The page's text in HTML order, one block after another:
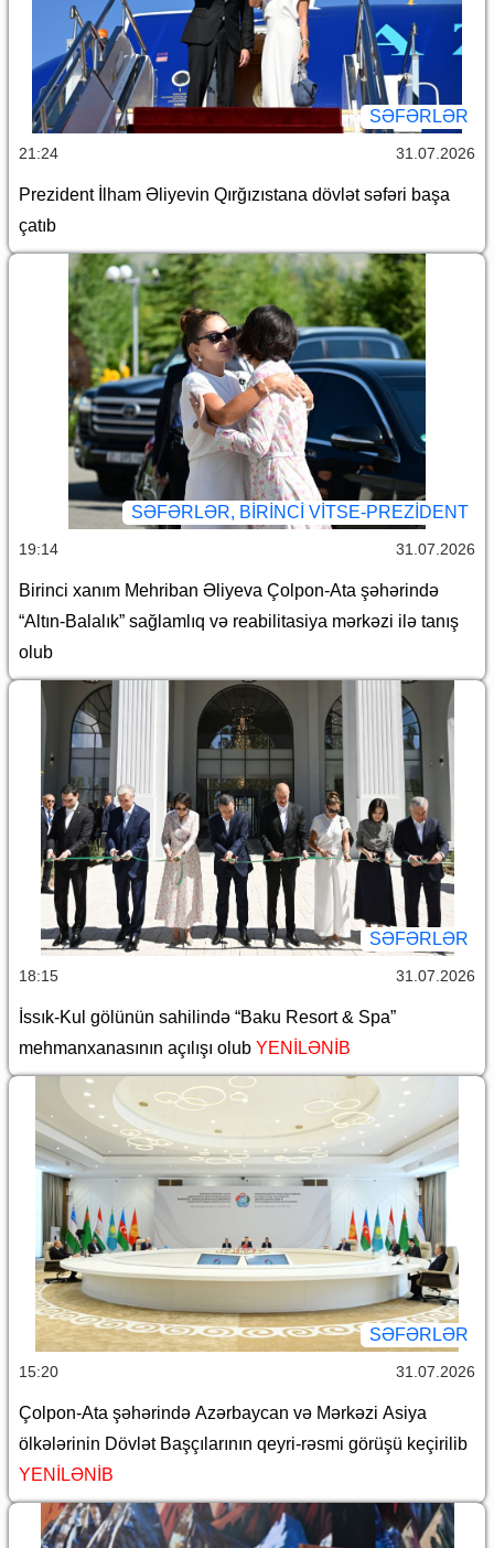
SƏFƏRLƏR
21:24 31.07.2026
Prezident İlham Əliyevin Qırğızıstana dövlət səfəri başa
çatıb
SƏFƏRLƏR, BIRINCI VITSE-PREZIDENT
19:14 31.07.2026
Birinci xanım Mehriban Əliyeva Çolpon-Ata şəhərində
“Altın-Balalık” sağlamlıq və reabilitasiya mərkəzi ilə tanış
olub
SƏFƏRLƏR
18:15 31.07.2026
İssık-Kul gölünün sahilində “Baku Resort & Spa”
mehmanxanasının açılışı olub YENİLƏNİB
SƏFƏRLƏR
15:20 31.07.2026
Çolpon-Ata şəhərində Azərbaycan və Mərkəzi Asiya
ölkələrinin Dövlət Başçılarının qeyri-rəsmi görüşü keçirilib
YENİLƏNİB